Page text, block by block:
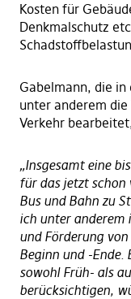
Kosten für
Denkmalschutz
Gabelmann, die
unter anderem
Verkehr
„Insgesamt eine
für das jetzt schon
Bus und Bahn zu
ich unter anderem
und Förderung
Beginn und -Ende.
sowohl Früh- als
berücksichtigen,